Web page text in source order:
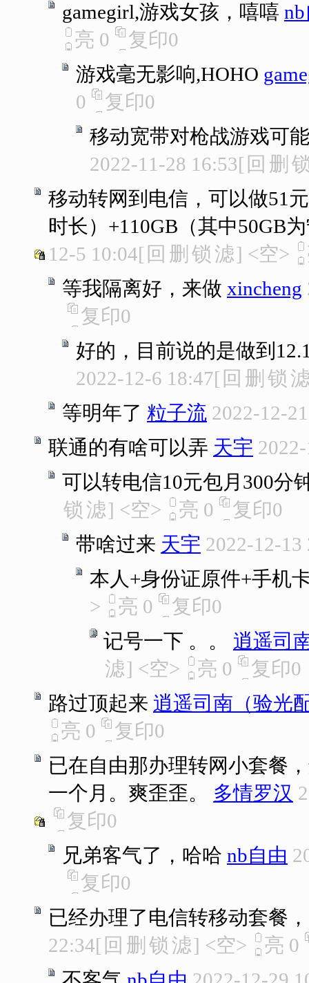
gamegirl,游戏女孩，嘻嘻
亮 0 复印0
游戏毫无影响,HOHO
0
复印0
移动宽带对枪战游戏可
2022-11-28 16:53[ 回 删
移动转网到电信，可以做51
时长）+110GB（其中50GB
12-5 10:04[ 回 删 锁 滤] <空>
等我隔离好，来做 xincheng
复印0
好的，目前说的是做到
2022-12-6 18:47[ 回 删 锁
等明年了 粒子流 2022-12-
联通的有啥可以弄 天宇
可以转电信10元包月300分
锁 滤] <空> 亮 0 复印0
带啥过来 天宇 2022-12-13
本人+身份证原件+手机
>
亮 0 复印0
记号一下 。。
逍遥司
滤] <空> 亮 0 复印0
路过顶起来 逍遥司南（验光
亮 0 复印0
已在自由那办理转网小套餐
一个月。爽歪歪。
多情罗汉
复印0
兄弟客气了，哈哈 nb自由
复印0
已经办理了电信转移动套餐
22:34[ 回 删 锁 滤] <空> 亮 0